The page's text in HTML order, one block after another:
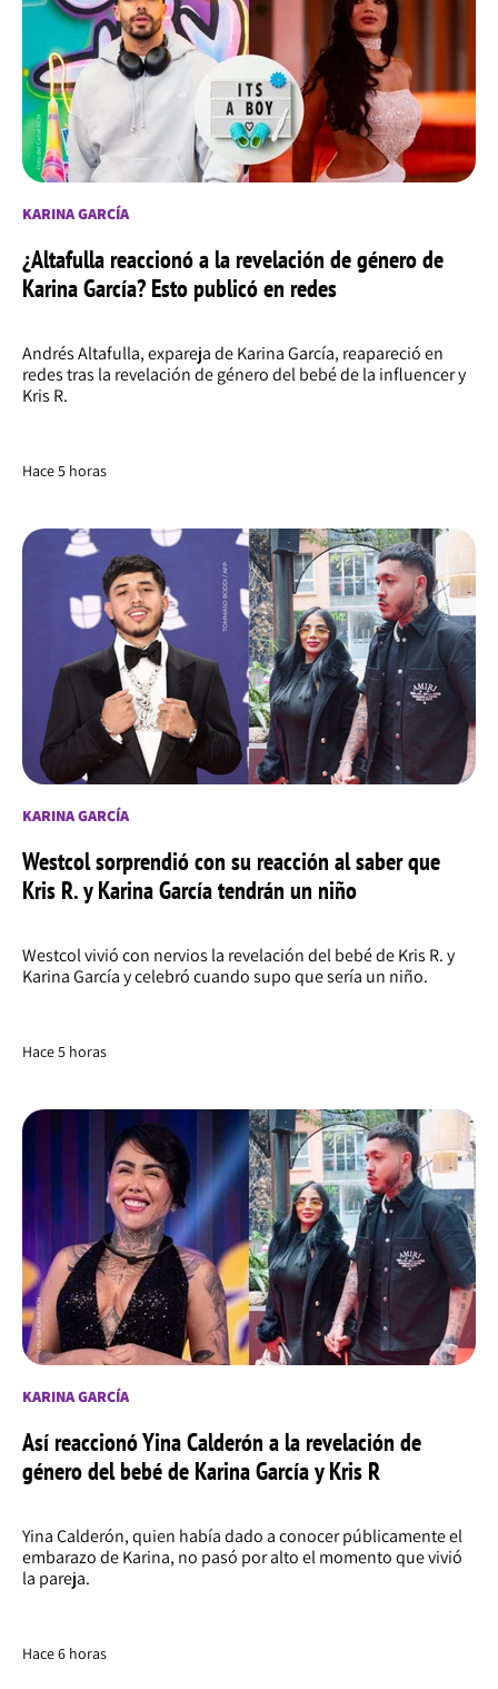
KARINA GARCÍA
¿Altafulla reaccionó a la revelación de género de
Karina García? Esto publicó en redes
Andrés Altafulla, expareja de Karina García, reapareció en
redes tras la revelación de género del bebé de la influencer y
Kris R.
Hace 5 horas
KARINA GARCÍA
Westcol sorprendió con su reacción al saber que
Kris R. y Karina García tendrán un niño
Westcol vivió con nervios la revelación del bebé de Kris R. y
Karina García y celebró cuando supo que sería un niño.
Hace 5 horas
KARINA GARCÍA
Así reaccionó Yina Calderón a la revelación de
género del bebé de Karina García y Kris R
Yina Calderón, quien había dado a conocer públicamente el
embarazo de Karina, no pasó por alto el momento que vivió
la pareja.
Hace 6 horas